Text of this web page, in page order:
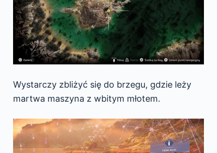
Wystarczy zbliżyć się do brzegu, gdzie leży
martwa maszyna z wbitym młotem.